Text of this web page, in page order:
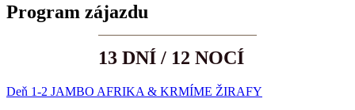
Program zájazdu
13 DNÍ / 12 NOCÍ
Deň 1-2 JAMBO AFRIKA & KRMÍME ŽIRAFY